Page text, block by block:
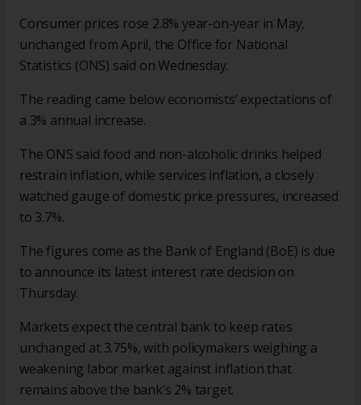
Consumer prices rose 2.8% year-on-year in May,
unchanged from April, the Office for National
Statistics (ONS) said on Wednesday.
The reading came below economists’ expectations of
a 3% annual increase.
The ONS said food and non-alcoholic drinks helped
restrain inflation, while services inflation, a closely
watched gauge of domestic price pressures, increased
to 3.7%.
The figures come as the Bank of England (BoE) is due
to announce its latest interest rate decision on
Thursday.
Markets expect the central bank to keep rates
unchanged at 3.75%, with policymakers weighing a
weakening labor market against inflation that
remains above the bank’s 2% target.